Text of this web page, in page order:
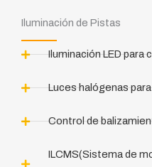
Iluminación de Pistas
Iluminación LED para
Luces halógenas
Control de
ILCMS(Sistema de